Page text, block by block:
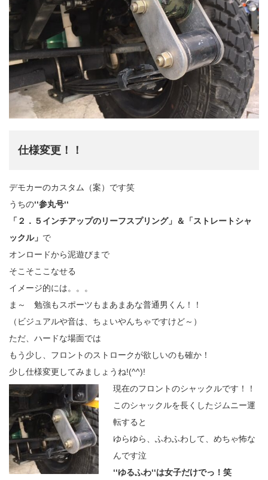
仕様変更！！
デモカーのカスタム（案）です笑
うちの‘‘参丸号‘‘
「２．５インチアップのリーフスプリング」＆「ストレートシャ
ックル」 で
オンロードから泥遊びまで
そこそここなせる
イメージ的には。。。
ま～ 勉強もスポーツもまあまあな普通男くん！！
（ビジュアルや音は、ちょいやんちゃですけど～）
ただ、ハードな場面では
もう少し、フロントのストロークが欲しいのも確か！
少し仕様変更してみましょうね!(^^)!
現在のフロントのシャックルです！！
このシャックルを長くしたジムニー運
転すると
ゆらゆら、ふわふわして、めちゃ怖な
んです泣
‘‘ゆるふわ‘‘は女子だけでっ！笑